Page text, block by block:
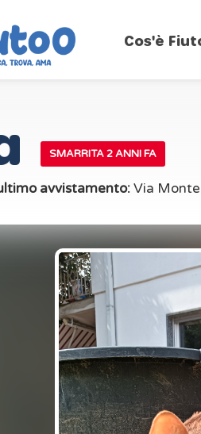
Cos'è
SMARRITA 2 ANNI FA
avvistamento:Via